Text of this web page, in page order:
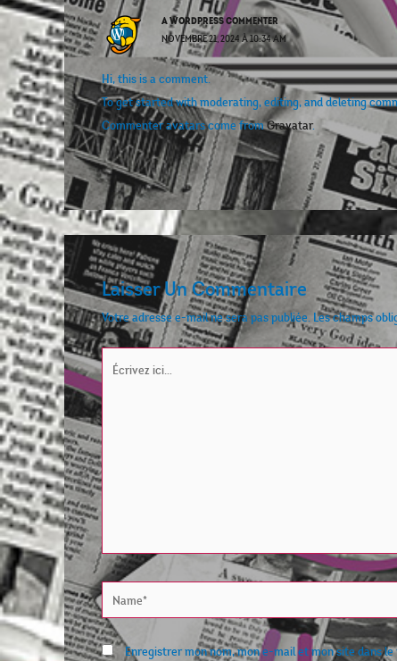
A WORDPRESS COMMENTER
NOVEMBRE 21, 2024 À 10:34 AM
Hi, this is a comment.
To get started with moderating, editing, and deleting
Commenter avatars come fromGravatar.
Laisser Un Commentaire
Votre adresse e-mail ne sera pas publiée. Les champs
Écrivez
ici…
Name*
Enregistrer mon nom, mon e-mail et mon site dans